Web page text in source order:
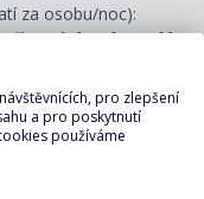
za osobu/noc):
Emirátech, Rudém
€, děti 2–17 let: 13 €.
– od 12 let: 17–19 USD,
od 12 let: 21–23
pro zlepšení
a pro poskytnutí
používáme